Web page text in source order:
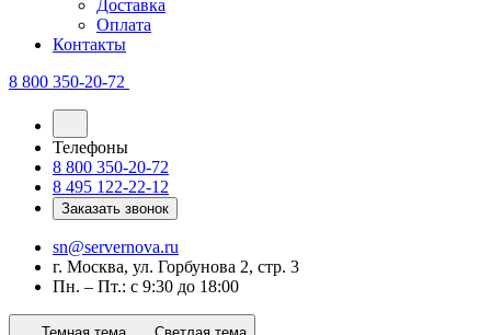
Доставка
Оплата
Контакты
8 800 350-20-72
Телефоны
8 800 350-20-72
8 495 122-22-12
Заказать звонок
sn@servernova.ru
г. Москва, ул. Горбунова 2, стр. 3
Пн. – Пт.: с 9:30 до 18:00